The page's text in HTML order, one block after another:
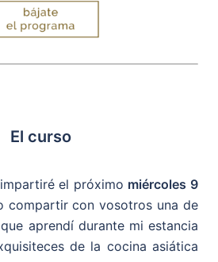
El curso
el próximo miércoles 9
compartir con vosotros una de
aprendí durante mi estancia
de la cocina asiática